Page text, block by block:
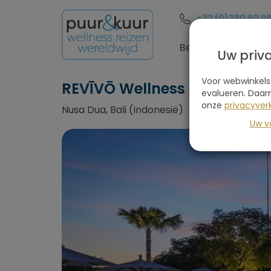
+32 (0)380 80
Bestemmingen
REVĪVŌ Wellness Resort
Nusa Dua, Bali (Indonesië)
Uw
Voor
evalueren.
onze
Uw